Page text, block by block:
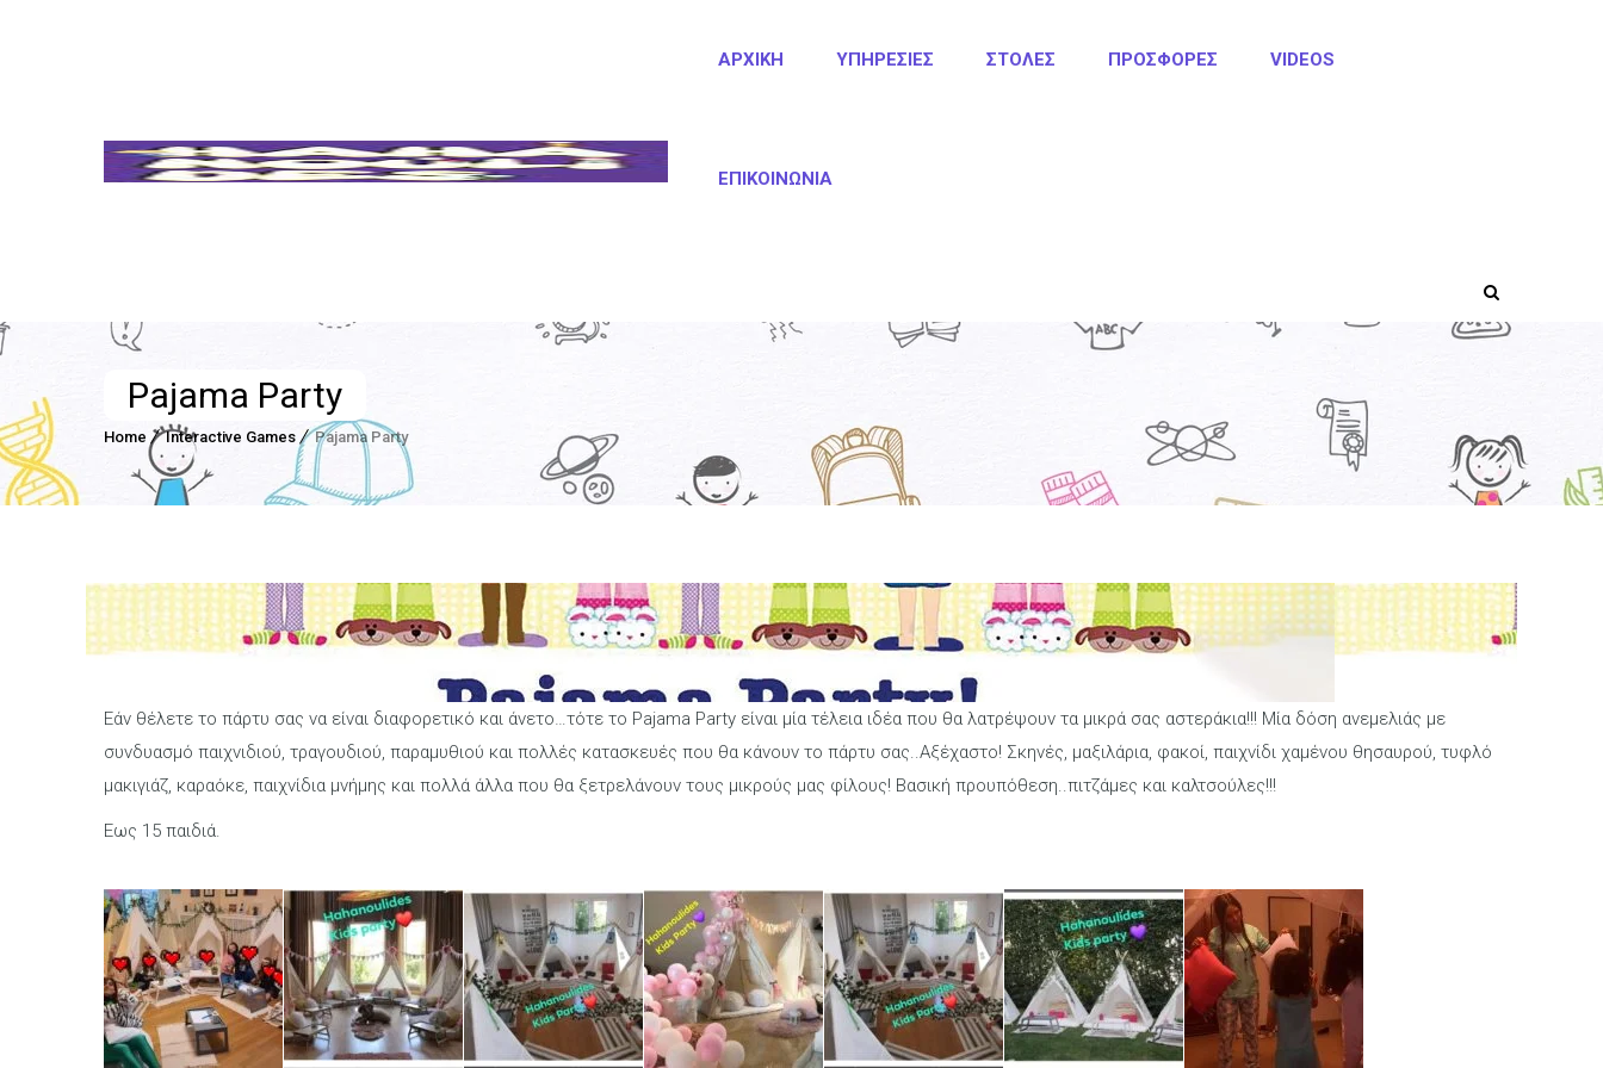
ΑΡΧΙΚΉ ΥΠΗΡΕΣΊΕΣ ΣΤΟΛΈΣ ΠΡΟΣΦΟΡΈΣ VIDEOS
ΕΠΙΚΟΙΝΩΝΊΑ
Pajama Party
Home Interactive Games Pajama Party
Εάν θέλετε το πάρτυ σας να είναι διαφορετικό και άνετο…τότε το Pajama Party είναι μία τέλεια ιδέα που θα λατρέψουν τα μικρά σας αστεράκια!!! Μία δόση ανεμελιάς με
συνδυασμό παιχνιδιού, τραγουδιού, παραμυθιού και πολλές κατασκευές που θα κάνουν το πάρτυ σας..Αξέχαστο! Σκηνές, μαξιλάρια, φακοί, παιχνίδι χαμένου θησαυρού, τυφλό
μακιγιάζ, καραόκε, παιχνίδια μνήμης και πολλά άλλα που θα ξετρελάνουν τους μικρούς μας φίλους! Βασική προυπόθεση..πιτζάμες και καλτσούλες!!!
Εως 15 παιδιά.